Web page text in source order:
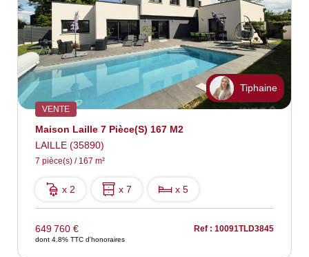
Tiphaine
VENTE
Maison Laille 7 Pièce(s) 167 M2
LAILLE (35890)
7 pièce(s) / 167 m²
x 2 x 7 x 5
649 760 €
dont 4.8% TTC d'honoraires
Ref : 10091TLD3845